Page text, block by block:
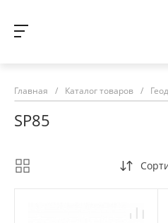
Главная / Каталог товаров /
SP85